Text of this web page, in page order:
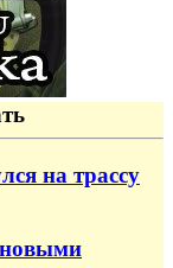
на трассу
новыми